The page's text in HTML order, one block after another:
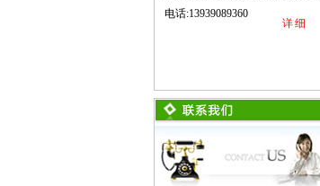
电话:13939089360
详细